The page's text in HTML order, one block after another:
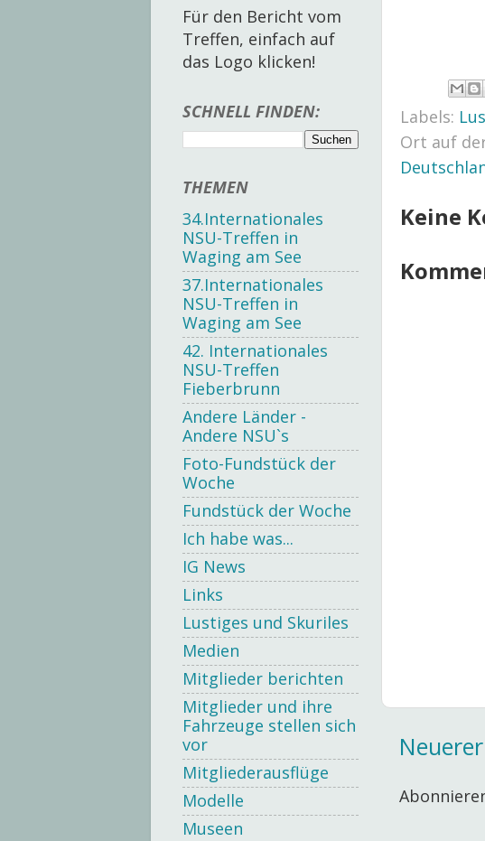
Labels:
Ort auf
Keine
Für den Bericht vom
Treffen, einfach auf
das Logo klicken!
SCHNELL FINDEN:
THEMEN
34.Internationales
NSU-Treffen in
Waging am See
37.Internationales
NSU-Treffen in
Waging am See
42. Internationales
NSU-Treffen
Fieberbrunn
Andere Länder -
Andere NSU`s
Foto-Fundstück der
Woche
Fundstück der Woche
Ich habe was...
IG News
Links
Lustiges und Skuriles
Medien
Mitglieder berichten
Mitglieder und ihre
Fahrzeuge stellen sich
vor
Mitgliederausflüge
Modelle
Museen